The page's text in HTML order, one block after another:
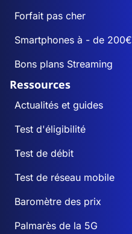
Forfait pas cher
Smartphones à - de 200€
Bons plans Streaming
Ressources
Actualités et guides
Test d'éligibilité
Test de débit
Test de réseau mobile
Baromètre des prix
Palmarès de la 5G